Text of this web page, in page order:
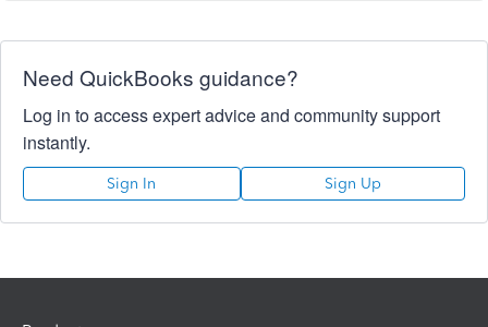
Need QuickBooks guidance?
Log in to access expert advice and community support
instantly.
Sign In Sign Up